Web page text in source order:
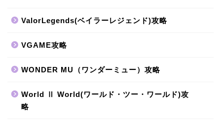
ValorLegends(ベイラーレジェンド)攻略
VGAME攻略
WONDER MU（ワンダーミュー）攻略
World Ⅱ World(ワールド・ツー・ワールド)攻
略